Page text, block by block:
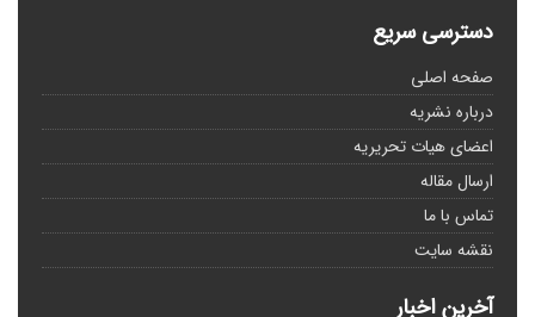
دسترسی سریع
صفحه اصلی
درباره نشریه
اعضای هیات تحریریه
ارسال مقاله
تماس با ما
نقشه سایت
آخرین اخبار